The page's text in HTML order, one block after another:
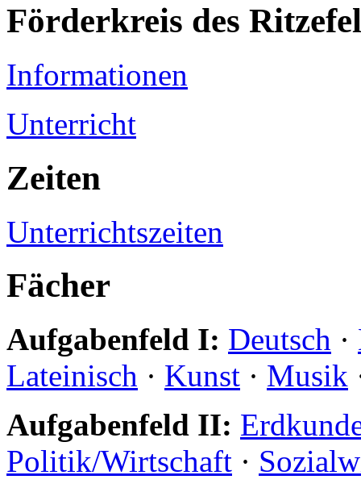
Förderkreis des
Informationen
Unterricht
Zeiten
Unterrichtszeiten
Fächer
Aufgabenfeld I: Deutsch ·
Lateinisch · Kunst · Musik
Aufgabenfeld II:
Politik/Wirtschaft ·